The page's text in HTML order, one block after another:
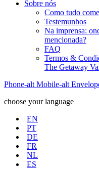
Sobre nós
Como tudo
Testemunhos
Na imprensa:
mencionada?
FAQ
Termos &
The Getaway
Phone-alt Mobile-alt
choose your language
EN
PT
DE
FR
NL
ES